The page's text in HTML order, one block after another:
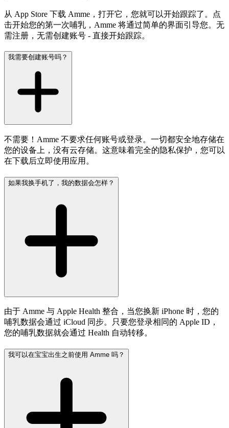
从 App Store 下载 Amme，打开它，您就可以开始跟踪了。点
击开始您的第一次哺乳，Amme 将通过简单的界面引导您。无
需注册，无需创建账号 - 直接开始跟踪。
我需要创建账号吗？
不需要！Amme 不要求任何账号或登录。一切都安全地存储在
您的设备上，没有云存储。这意味着完全的隐私保护，您可以
在下载后立即使用应用。
如果我换手机了，我的数据会怎样？
由于 Amme 与 Apple Health 整合，当您换新 iPhone 时，您的
哺乳数据会通过 iCloud 同步。只要您登录相同的 Apple ID，
您的哺乳数据就会通过 Health 自动转移。
我可以在宝宝出生之前使用 Amme 吗？